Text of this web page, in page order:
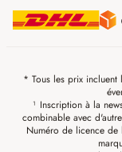
* Tous les prix incluent
¹ Inscription à la
combinable avec
Numéro de licence